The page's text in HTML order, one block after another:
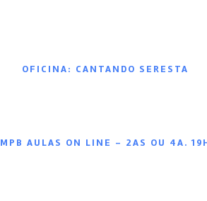
OFICINA: CANTANDO SERESTA
MPB AULAS ON LINE – 2AS OU 4A.